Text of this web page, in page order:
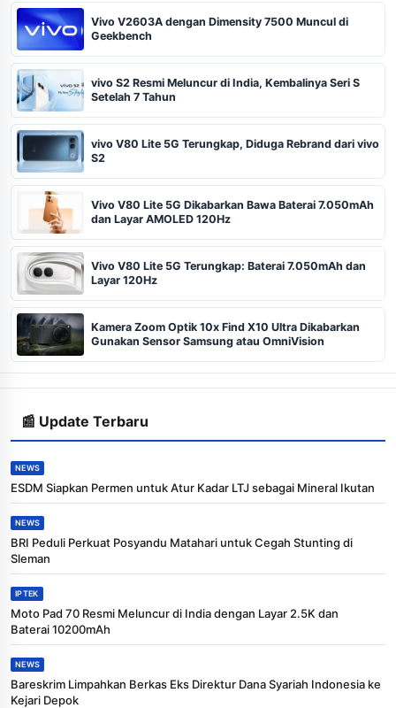
Vivo V2603A dengan Dimensity 7500 Muncul di
Geekbench
vivo S2 Resmi Meluncur di India, Kembalinya Seri S
Setelah 7 Tahun
vivo V80 Lite 5G Terungkap, Diduga Rebrand dari vivo
S2
Vivo V80 Lite 5G Dikabarkan Bawa Baterai 7.050mAh
dan Layar AMOLED 120Hz
Vivo V80 Lite 5G Terungkap: Baterai 7.050mAh dan
Layar 120Hz
Kamera Zoom Optik 10x Find X10 Ultra Dikabarkan
Gunakan Sensor Samsung atau OmniVision
📰 Update Terbaru
NEWS
ESDM Siapkan Permen untuk Atur Kadar LTJ sebagai Mineral Ikutan
NEWS
BRI Peduli Perkuat Posyandu Matahari untuk Cegah Stunting di
Sleman
IPTEK
Moto Pad 70 Resmi Meluncur di India dengan Layar 2.5K dan
Baterai 10200mAh
NEWS
Bareskrim Limpahkan Berkas Eks Direktur Dana Syariah Indonesia ke
Kejari Depok